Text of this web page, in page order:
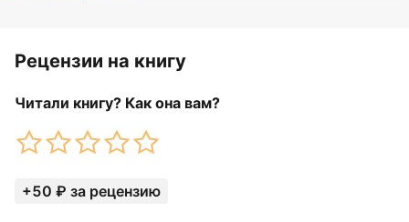
Рецензии на книгу
Читали книгу? Как она вам?
+50 ₽ за рецензию